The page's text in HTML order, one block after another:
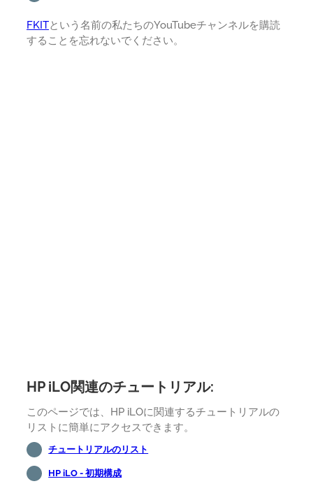
FKITという名前の私たちのYouTubeチャンネルを購読
することを忘れないでください。
HP iLO関連のチュートリアル:
このページでは、HP iLOに関連するチュートリアルの
リストに簡単にアクセスできます。
チュートリアルのリスト
HP iLO - 初期構成